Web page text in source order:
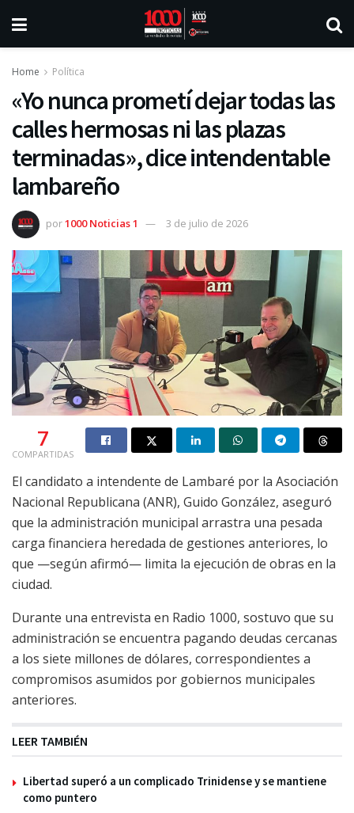
Home Política
«Yo nunca prometí dejar todas las
calles hermosas ni las plazas
terminadas», dice intendentable
lambareño
por1000 Noticias 1 3 de julio de 2026
7
COMPARTIDAS
El candidato a intendente de Lambaré por la Asociación
Nacional Republicana (ANR), Guido González, aseguró
que la administración municipal arrastra una pesada
carga financiera heredada de gestiones anteriores, lo
que —según afirmó— limita la ejecución de obras en la
ciudad.
Durante una entrevista en Radio 1000, sostuvo que su
administración se encuentra pagando deudas cercanas
a los siete millones de dólares, correspondientes a
compromisos asumidos por gobiernos municipales
anteriores.
LEER TAMBIÉN
Libertad superó a un complicado Trinidense y se mantiene
como puntero